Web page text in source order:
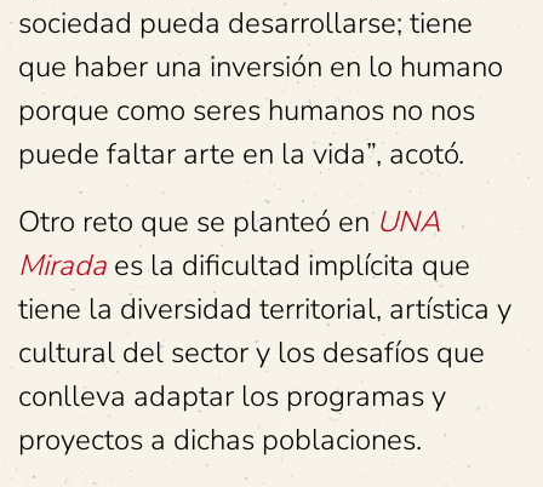
sociedad pueda desarrollarse; tiene
que haber una inversión en lo humano
porque como seres humanos no nos
puede faltar arte en la vida”, acotó.
Otro reto que se planteó enUNA
Mirada es la dificultad implícita que
tiene la diversidad territorial, artística y
cultural del sector y los desafíos que
conlleva adaptar los programas y
proyectos a dichas poblaciones.